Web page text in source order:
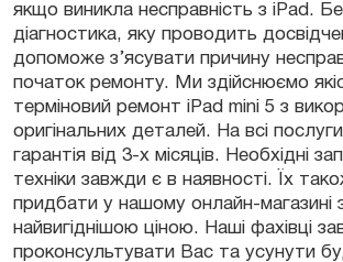
якщо виникла несправність з iPad.
діагностика, яку проводить
допоможе з’ясувати причину
початок ремонту. Ми здійснюємо
терміновий ремонт iPad mini 5 з
оригінальних деталей. На всі
гарантія від 3-х місяців. Необхідні
техніки завжди є в наявності. Їх
придбати у нашому онлайн-магазині
найвигіднішою ціною. Наші фахівці
проконсультувати Вас та усунути